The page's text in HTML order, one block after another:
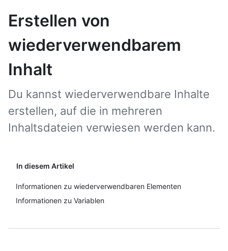
Erstellen von
wiederverwendbarem
Inhalt
Du kannst wiederverwendbare Inhalte
erstellen, auf die in mehreren
Inhaltsdateien verwiesen werden kann.
In diesem Artikel
Informationen zu wiederverwendbaren Elementen
Informationen zu Variablen